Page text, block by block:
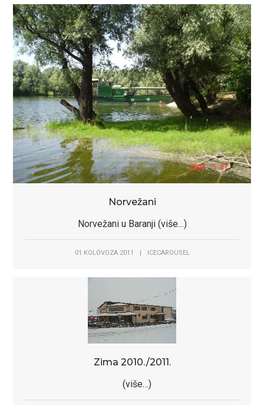
Norvežani
Norvežani u Baranji (više…)
01 KOLOVOZA 2011 ICECAROUSEL
Zima 2010./2011.
(više…)